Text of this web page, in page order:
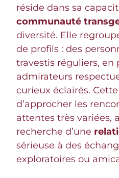
réside dans sa
communauté
diversité. Elle
de profils : des
travestis réguliers, en
admirateurs
curieux éclairés.
d’approcher les
attentes très variées,
recherche d’une
sérieuse à des
exploratoires ou